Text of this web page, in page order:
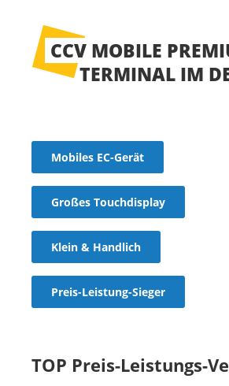
CCV MOBILE
TERMINAL IM
Mobiles EC-Gerät
Großes Touchdisplay
Klein & Handlich
Preis-Leistung-Sieger
TOP Preis-Leistungs-